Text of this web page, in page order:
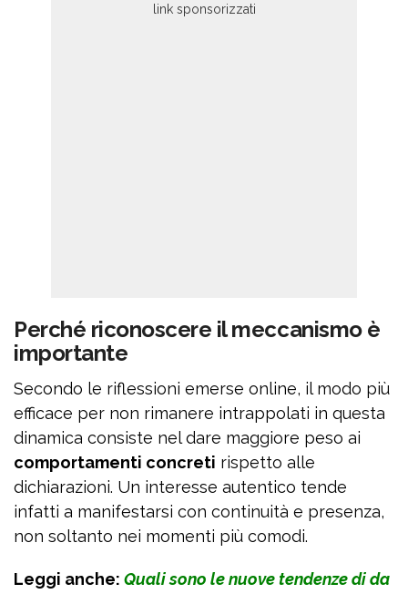
Perché riconoscere il meccanismo è
importante
Secondo le riflessioni emerse online, il modo più
efficace per non rimanere intrappolati in questa
dinamica consiste nel dare maggiore peso ai
comportamenti concreti rispetto alle
dichiarazioni. Un interesse autentico tende
infatti a manifestarsi con continuità e presenza,
non soltanto nei momenti più comodi.
Leggi anche: Quali sono le nuove tendenze di da